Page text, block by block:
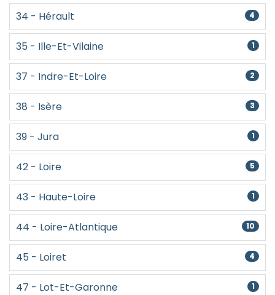
34 - Hérault 4
35 - Ille-Et-Vilaine 1
37 - Indre-Et-Loire 2
38 - Isère 3
39 - Jura 1
42 - Loire 5
43 - Haute-Loire 1
44 - Loire-Atlantique 10
45 - Loiret 4
47 - Lot-Et-Garonne 1